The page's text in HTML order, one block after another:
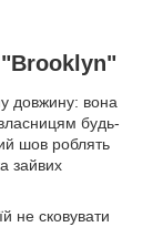
"Brooklyn"
довжину: вона
будь-
шов роблять
зайвих
не сковувати